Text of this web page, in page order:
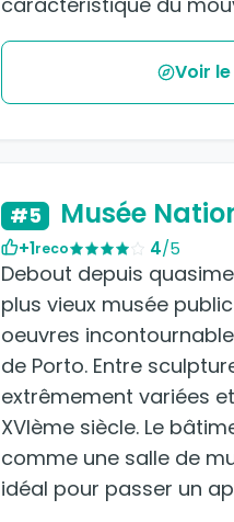
Voir
#5 Musée
+1reco 4/5
Debout depuis
plus vieux musée
oeuvres
de Porto. Entre
extrêmement variées
XVIème siècle. Le
comme une salle de
idéal pour passer un